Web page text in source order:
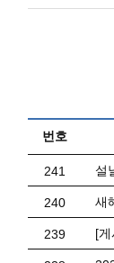
번호
241 설
240 새
239 [